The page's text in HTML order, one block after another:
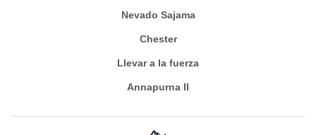
Nevado Sajama
Chester
Llevar a la fuerza
Annapurna II